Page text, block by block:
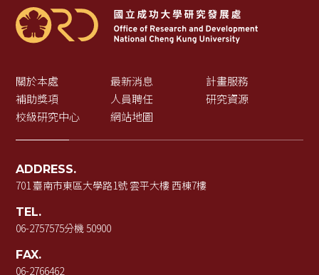
關於本處 最新消息
計畫服務
補助獎項
人員聘任
研究資源
校級研究中心
網站地圖
ADDRESS.
701 臺南市東區大學路1號 雲平大樓 西棟7樓
TEL.
06-2757575分機 50900
FAX.
06-2766462